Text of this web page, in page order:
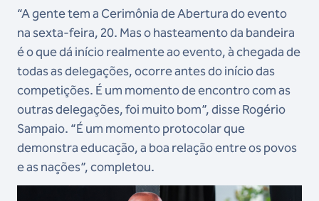
“A gente tem a Cerimônia de Abertura do evento
na sexta-feira, 20. Mas o hasteamento da bandeira
é o que dá início realmente ao evento, à chegada de
todas as delegações, ocorre antes do início das
competições. É um momento de encontro com as
outras delegações, foi muito bom”, disse Rogério
Sampaio. “É um momento protocolar que
demonstra educação, a boa relação entre os povos
e as nações”, completou.